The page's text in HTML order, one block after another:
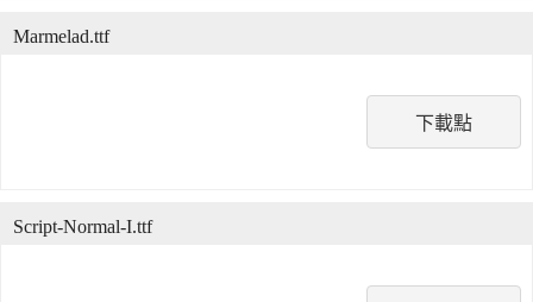
下載點
Marmelad.ttf
Script-Normal-I.ttf